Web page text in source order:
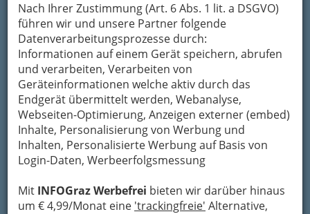
Nach Ihrer Zustimmung (Art. 6 Abs. 1 lit. a DSGVO)
führen wir und unsere Partner folgende
Datenverarbeitungsprozesse durch:
Informationen auf einem Gerät speichern, abrufen
und verarbeiten, Verarbeiten von
Geräteinformationen welche aktiv durch das
Endgerät übermittelt werden, Webanalyse,
Webseiten-Optimierung, Anzeigen externer (embed)
Inhalte, Personalisierung von Werbung und
Inhalten, Personalisierte Werbung auf Basis von
Login-Daten, Werbeerfolgsmessung
Mit INFOGraz Werbefrei bieten wir darüber hinaus
um € 4,99/Monat eine 'trackingfreie' Alternative,
Meine Email Adresse
Mein Betreff
Meine Nachricht